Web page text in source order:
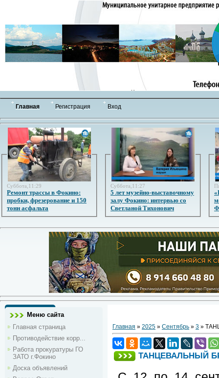
Главная Регистрация Вход
Суббота,11:29
Ремонт трассы в Фокино:
пробки, фрезерование и 150
тонн асфальта
Суббота,11:27
5 лет музейно-выставочному
залу Фокино: интервью со
Светланой Тихонович
Меню сайта
Главная страница
Противодействие корр...
Работа прокуратуры ГО
ЗАТО г.Фокино
Доска объявлений
Главная » 2025 » Сентябрь » 3 »
ТАНЦЕВАЛЬНЫЙ